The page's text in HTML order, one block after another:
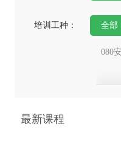
培训工种： 全部
080
最新课程